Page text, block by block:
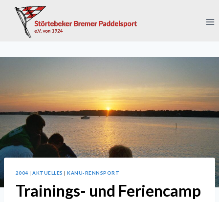
Inhalt
springen
2004 |AKTUELLES |KANU-RENNSPORT
Trainings- und Feriencamp